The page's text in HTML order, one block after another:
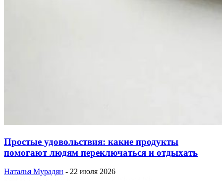
Простые удовольствия: какие продукты
помогают людям переключаться и отдыхать
Наталья Мурадян - 22 июля 2026